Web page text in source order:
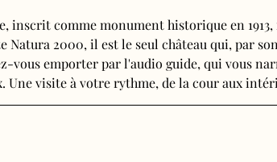
inscrit comme monument historique en
Natura 2000, il est le seul château qui, par
vous emporter par l'audio guide, qui vous
Une visite à votre rythme, de la cour aux